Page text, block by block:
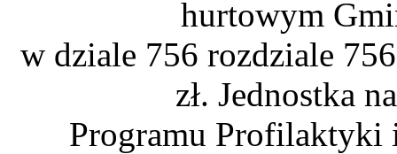
hurtowym
w dziale 756 rozdziale
zł. Jednostka
Programu Profilaktyki